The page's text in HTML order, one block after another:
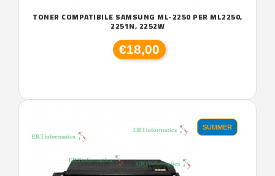
TONER COMPATIBILE SAMSUNG ML-2250 PER ML2250,
2251N, 2252W
€18,00
SUMMER